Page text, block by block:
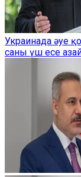
Украинада әуе
саны үш есе